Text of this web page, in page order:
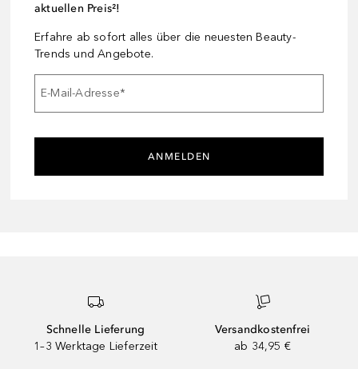
aktuellen Preis²!
Erfahre ab sofort alles über die neuesten Beauty-
Trends und Angebote.
E-Mail-Adresse*
ANMELDEN
Schnelle Lieferung
1–3 Werktage Lieferzeit
Versandkostenfrei
ab 34,95 €